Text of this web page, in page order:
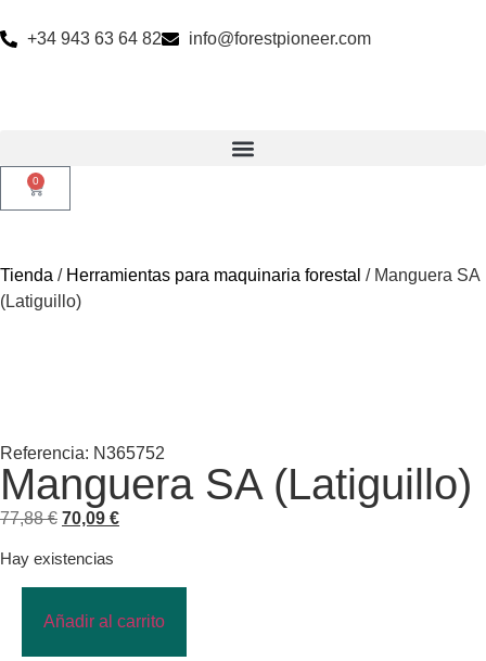
+34 943 63 64 82 info@forestpioneer.com
0
Tienda / Herramientas para maquinaria forestal / Manguera SA
(Latiguillo)
Referencia: N365752
Manguera SA (Latiguillo)
77,88€ 70,09 €
Hay existencias
Añadir al carrito